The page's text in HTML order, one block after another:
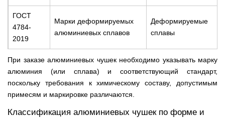
ГОСТ
4784-
2019
Марки деформируемых
алюминиевых сплавов
Деформируемые
сплавы
При заказе алюминиевых чушек необходимо указывать марку
алюминия (или сплава) и соответствующий стандарт,
поскольку требования к химическому составу, допустимым
примесям и маркировке различаются.
Классификация алюминиевых чушек по форме и